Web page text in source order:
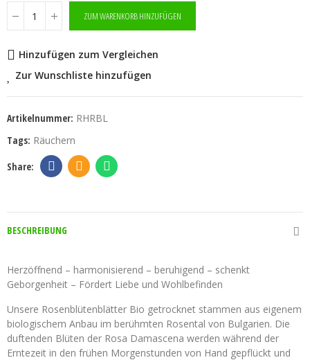
ZUM WARENKORB HINZUFÜGEN
Hinzufügen zum Vergleichen
Zur Wunschliste hinzufügen
Artikelnummer: RHRBL
Tags: Räuchern
BESCHREIBUNG
Herzöffnend – harmonisierend – beruhigend – schenkt
Geborgenheit – Fördert Liebe und Wohlbefinden
Unsere Rosenblütenblätter Bio getrocknet stammen aus eigenem
biologischem Anbau im berühmten Rosental von Bulgarien. Die
duftenden Blüten der Rosa Damascena werden während der
Erntezeit in den frühen Morgenstunden von Hand gepflückt und